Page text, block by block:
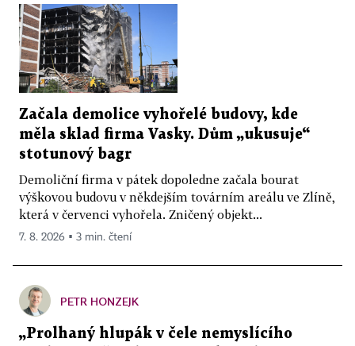
Začala demolice vyhořelé budovy, kde
měla sklad firma Vasky. Dům „ukusuje“
stotunový bagr
Demoliční firma v pátek dopoledne začala bourat
výškovou budovu v někdejším továrním areálu ve Zlíně,
která v červenci vyhořela. Zničený objekt...
7. 8. 2026 ▪ 3 min. čtení
PETR HONZEJK
„Prolhaný hlupák v čele nemyslícího